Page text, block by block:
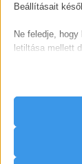
Beállításait
Ne feledje,
letiltása mellett
Alapvető
Az alapvető
igénylik a